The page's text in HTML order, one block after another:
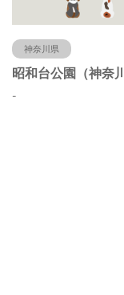
神奈川県
-